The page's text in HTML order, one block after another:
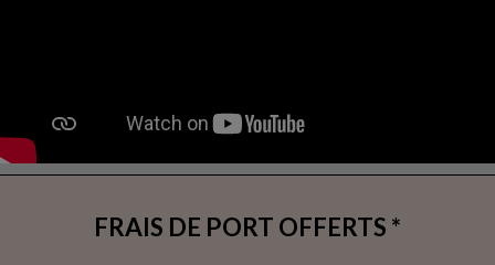
FRAIS DE PORT OFFERTS *